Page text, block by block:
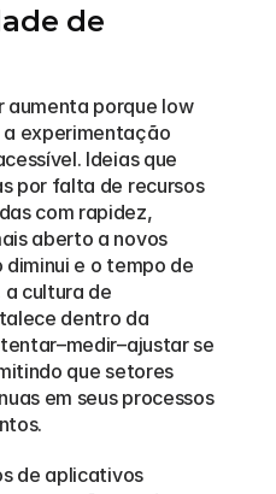
de
aumenta porque low
experimentação
Ideias que
por falta de recursos
com rapidez,
aberto a novos
diminui e o tempo de
cultura de
dentro da
se
que setores
em seus processos
de aplicativos